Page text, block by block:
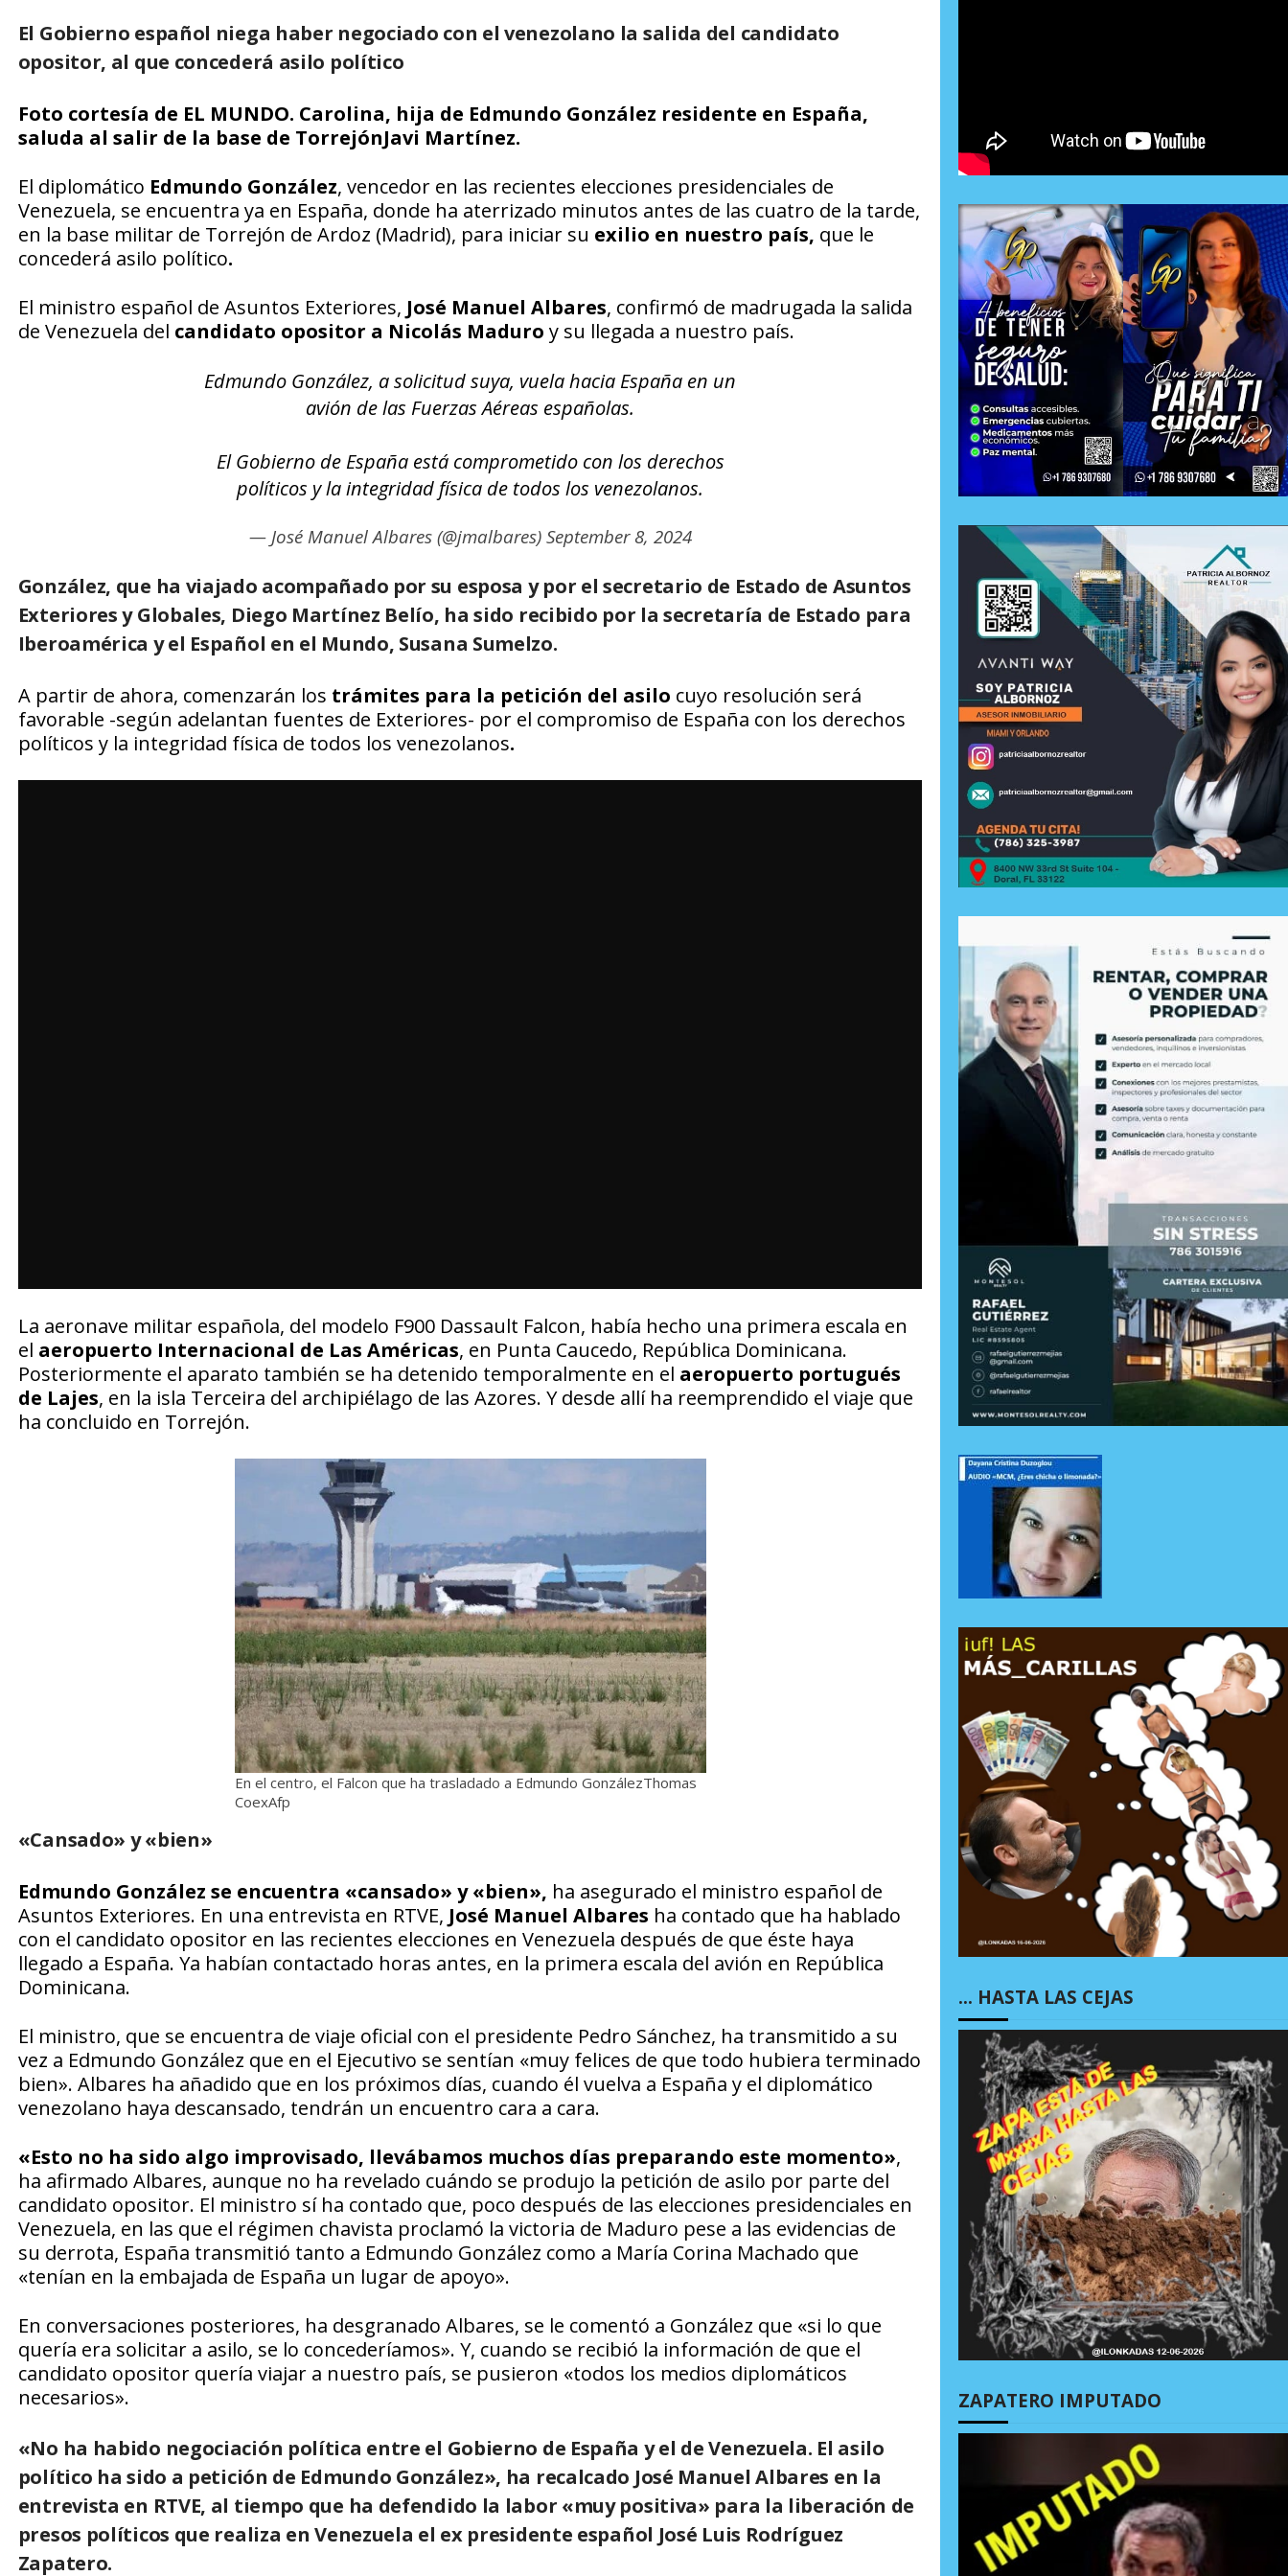
El Gobierno español niega haber negociado con el venezolano la salida del candidato
opositor, al que concederá asilo político
Foto cortesía de EL MUNDO. Carolina, hija de Edmundo González residente en España,
saluda al salir de la base de TorrejónJavi Martínez.
El diplomático Edmundo González, vencedor en las recientes elecciones presidenciales de
Venezuela, se encuentra ya en España, donde ha aterrizado minutos antes de las cuatro de la tarde,
en la base militar de Torrejón de Ardoz (Madrid), para iniciar su exilio en nuestro país, que le
concederá asilo político.
El ministro español de Asuntos Exteriores, José Manuel Albares, confirmó de madrugada la salida
de Venezuela del candidato opositor a Nicolás Maduro y su llegada a nuestro país.
Edmundo González, a solicitud suya, vuela hacia España en un
avión de las Fuerzas Aéreas españolas.
El Gobierno de España está comprometido con los derechos
políticos y la integridad física de todos los venezolanos.
— José Manuel Albares (@jmalbares) September 8, 2024
González, que ha viajado acompañado por su esposa y por el secretario de Estado de Asuntos
Exteriores y Globales, Diego Martínez Belío, ha sido recibido por la secretaría de Estado para
Iberoamérica y el Español en el Mundo, Susana Sumelzo.
A partir de ahora, comenzarán los trámites para la petición del asilo cuyo resolución será
favorable -según adelantan fuentes de Exteriores- por el compromiso de España con los derechos
políticos y la integridad física de todos los venezolanos.
La aeronave militar española, del modelo F900 Dassault Falcon, había hecho una primera escala en
el aeropuerto Internacional de Las Américas, en Punta Caucedo, República Dominicana.
Posteriormente el aparato también se ha detenido temporalmente en el aeropuerto portugués
de Lajes, en la isla Terceira del archipiélago de las Azores. Y desde allí ha reemprendido el viaje que
ha concluido en Torrejón.
En el centro, el Falcon que ha trasladado a Edmundo GonzálezThomas
CoexAfp
«Cansado» y «bien»
Edmundo González se encuentra «cansado» y «bien», ha asegurado el ministro español de
Asuntos Exteriores. En una entrevista en RTVE, José Manuel Albares ha contado que ha hablado
con el candidato opositor en las recientes elecciones en Venezuela después de que éste haya
llegado a España. Ya habían contactado horas antes, en la primera escala del avión en República
Dominicana.
El ministro, que se encuentra de viaje oficial con el presidente Pedro Sánchez, ha transmitido a su
vez a Edmundo González que en el Ejecutivo se sentían «muy felices de que todo hubiera terminado
bien». Albares ha añadido que en los próximos días, cuando él vuelva a España y el diplomático
venezolano haya descansado, tendrán un encuentro cara a cara.
«Esto no ha sido algo improvisado, llevábamos muchos días preparando este momento»,
ha afirmado Albares, aunque no ha revelado cuándo se produjo la petición de asilo por parte del
candidato opositor. El ministro sí ha contado que, poco después de las elecciones presidenciales en
Venezuela, en las que el régimen chavista proclamó la victoria de Maduro pese a las evidencias de
su derrota, España transmitió tanto a Edmundo González como a María Corina Machado que
«tenían en la embajada de España un lugar de apoyo».
En conversaciones posteriores, ha desgranado Albares, se le comentó a González que «si lo que
quería era solicitar a asilo, se lo concederíamos». Y, cuando se recibió la información de que el
candidato opositor quería viajar a nuestro país, se pusieron «todos los medios diplomáticos
necesarios».
«No ha habido negociación política entre el Gobierno de España y el de Venezuela. El asilo
político ha sido a petición de Edmundo González», ha recalcado José Manuel Albares en la
entrevista en RTVE, al tiempo que ha defendido la labor «muy positiva» para la liberación de
presos políticos que realiza en Venezuela el ex presidente español José Luis Rodríguez
Zapatero.
… HASTA LAS CEJAS
ZAPATERO IMPUTADO